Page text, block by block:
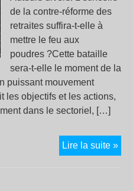
de la contre-réforme des
retraites suffira-t-elle à
mettre le feu aux
poudres ?Cette bataille
sera-t-elle le moment de la
puissant mouvement
les objectifs et les actions,
dans le sectoriel, […]
Lire la suite »La